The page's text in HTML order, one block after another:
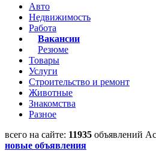
Авто
Недвижимость
Работа
Вакансии
Резюме
Товары
Услуги
Строительство и ремонт
Животные
Знакомства
Разное
всего на сайте: 11935 объявлений
новые объявления